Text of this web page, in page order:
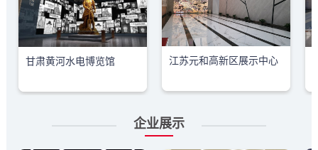
甘肃黄河水电博览馆 江苏元和高新区展示中心
企业展示